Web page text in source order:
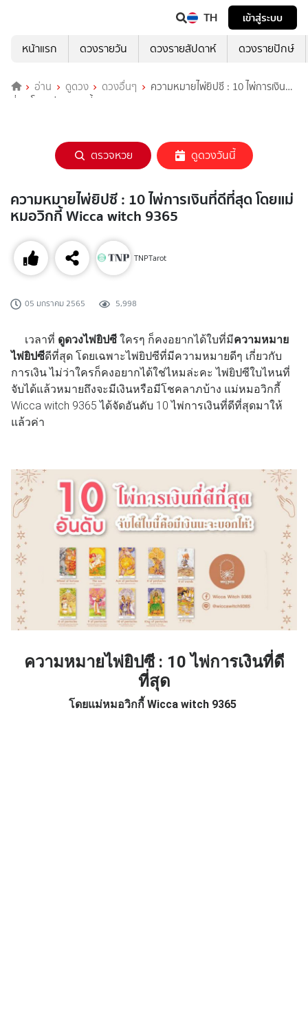
TH
เข้าสู่ระบบ
หน้าแรก
ดวงรายวัน ดวงรายสัปดาห์ ดวงรายปักษ์
อ่าน ดูดวง ดวงอื่นๆ
ความหมายไพ่ยิปซี : 10 ไพ่การเงินที่ดี
ที่สุด โดยแม่หมอวิกกี้ Wicca witch 9365
ตรวจหวย ดูดวงวันนี้
ความหมายไพ่ยิปซี : 10 ไพ่การเงินที่ดีที่สุด โดยแม่
หมอวิกกี้ Wicca witch 9365
TNPTarot
05 มกราคม 2565 5,998
เวลาที่ ดูดวงไพ่ยิปซี ใครๆ ก็คงอยากได้ใบที่มีความหมาย
ไพ่ยิปซีดีที่สุด โดยเฉพาะไพ่ยิปซีที่มีความหมายดีๆ เกี่ยวกับ
การเงิน ไม่ว่าใครก็คงอยากได้ใช่ไหมล่ะคะ ไพ่ยิปซีใบไหนที่
จับได้แล้วหมายถึงจะมีเงินหรือมีโชคลาภบ้าง แม่หมอวิกกี้
Wicca witch 9365 ได้จัดอันดับ 10 ไพ่การเงินที่ดีที่สุดมาให้
แล้วค่า
ความหมายไพ่ยิปซี : 10 ไพ่การเงินที่ดี
ที่สุด
โดยแม่หมอวิกกี้ Wicca witch 9365